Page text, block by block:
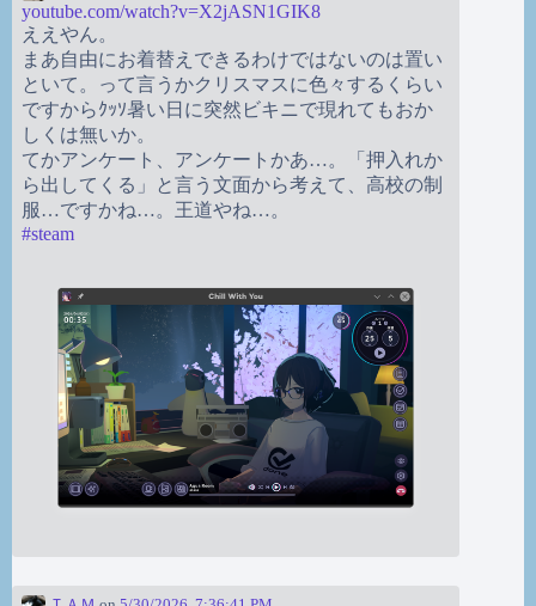
youtube.com/watch?v=X2jASN1GIK8
ええやん。
まあ自由にお着替えできるわけではないのは置い
といて。って言うかクリスマスに色々するくらい
ですからｸｯｿ暑い日に突然ビキニで現れてもおか
しくは無いか。
てかアンケート、アンケートかあ…。「押入れか
ら出してくる」と言う文面から考えて、高校の制
服…ですかね…。王道やね…。
#steam